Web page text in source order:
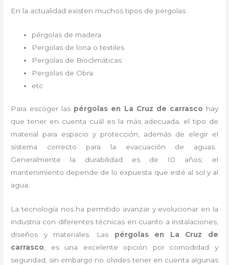
En la actualidad existen muchos tipos de pergolas
pérgolas de madera
Pergolas de lona o textiles
Pergolas de Bioclimáticas
Pergolas de Obra
etc
Para escoger las pérgolas en La Cruz de carrasco hay
que tener en cuenta cuál es la más adecuada, el tipo de
material para espacio y protección, además de elegir el
sistema correcto para la evacuación de aguas.
Generalmente la durabilidad es de 10 años; el
mantenimiento depende de lo expuesta que esté al sol y al
agua.
La tecnología nos ha permitido avanzar y evolucionar en la
industria con diferentes técnicas en cuanto a instalaciones,
diseños y materiales. Las pérgolasen La Cruz de
carrasco , es una excelente opción por comodidad y
seguridad, sin embargo no olvides tener en cuenta algunas